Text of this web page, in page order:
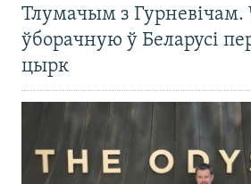
Тлумачым з
ўборачную ў Беларусі
цырк